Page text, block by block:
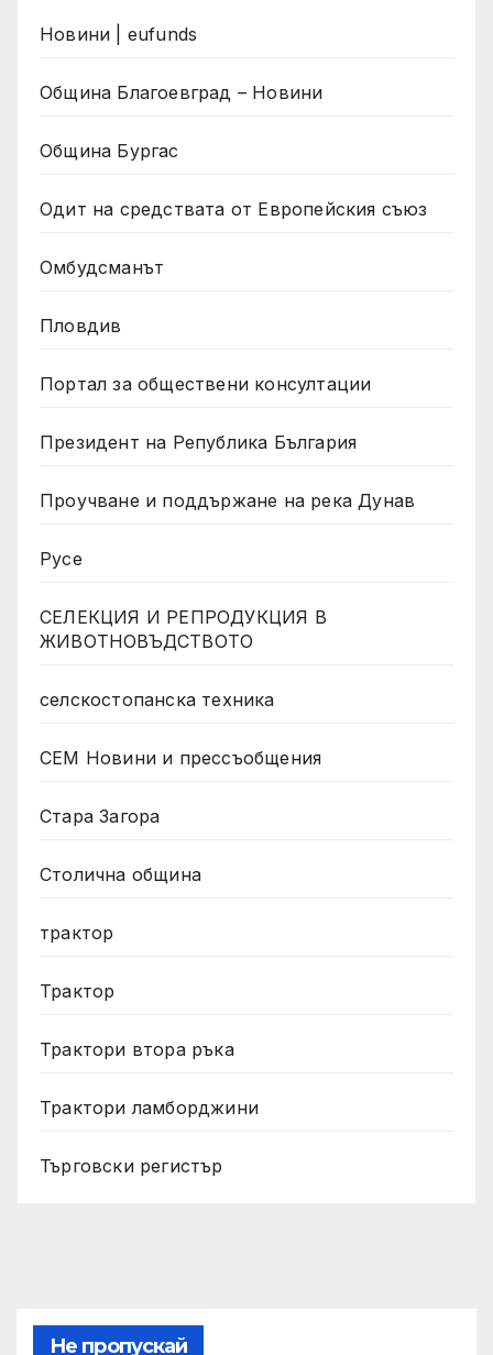
Новини | eufunds
Община Благоевград – Новини
Община Бургас
Одит на средствата от Европейския съюз
Омбудсманът
Пловдив
Портал за обществени консултации
Президент на Република България
Проучване и поддържане на река Дунав
Русе
СЕЛЕКЦИЯ И РЕПРОДУКЦИЯ В
ЖИВОТНОВЪДСТВОТО
селскостопанска техника
СЕМ Новини и прессъобщения
Стара Загора
Столична община
трактор
Трактор
Трактори втора ръка
Трактори ламборджини
Търговски регистър
Не пропускай